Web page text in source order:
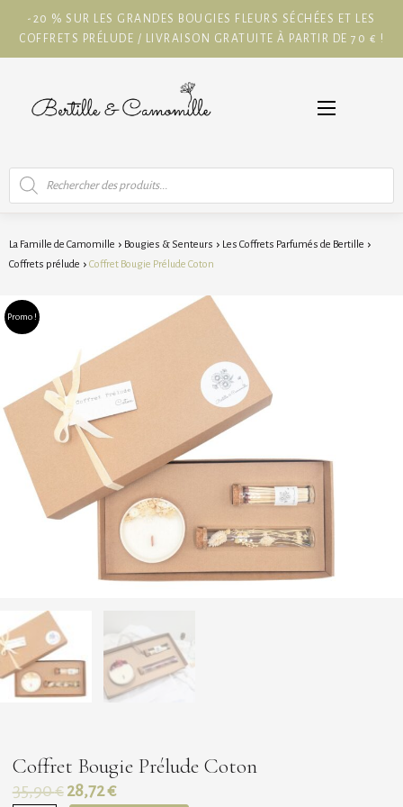
-20 % SUR LES GRANDES BOUGIES FLEURS SÉCHÉES ET LES
COFFRETS PRÉLUDE / LIVRAISON GRATUITE À PARTIR DE 70 € !
Recherche
de
produits
La Famille de Camomille Bougies & Senteurs
Les Coffrets Parfumés de Bertille
Coffrets prélude
Coffret Bougie Prélude Coton
Promo !
Coffret Bougie Prélude Coton
35,90€ Le
28,72€Le